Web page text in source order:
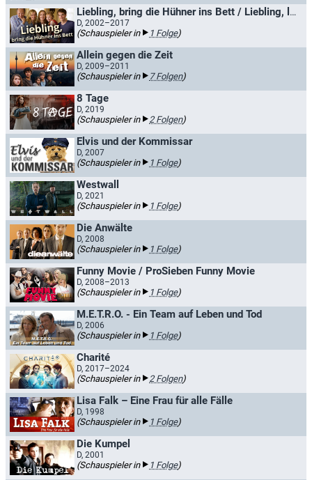
Liebling, bring die Hühner ins Bett / Liebling, lass die Hühner frei
D, 2002–2017
(Schauspieler in 1 Folge)
Allein gegen die Zeit
D, 2009–2011
(Schauspieler in 7 Folgen)
8 Tage
D, 2019
(Schauspieler in 2 Folgen)
Elvis und der Kommissar
D, 2007
(Schauspieler in 1 Folge)
Westwall
D, 2021
(Schauspieler in 1 Folge)
Die Anwälte
D, 2008
(Schauspieler in 1 Folge)
Funny Movie / ProSieben Funny Movie
D, 2008–2013
(Schauspieler in 1 Folge)
M.E.T.R.O. - Ein Team auf Leben und Tod
D, 2006
(Schauspieler in 1 Folge)
Charité
D, 2017–2024
(Schauspieler in 2 Folgen)
Lisa Falk – Eine Frau für alle Fälle
D, 1998
(Schauspieler in 1 Folge)
Die Kumpel
D, 2001
(Schauspieler in 1 Folge)